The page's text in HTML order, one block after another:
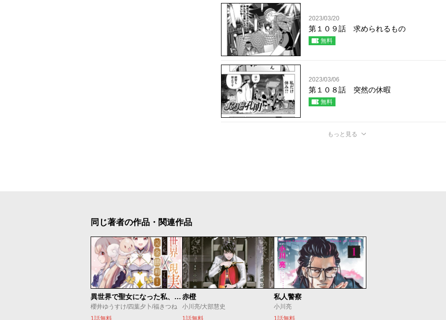
2023/03/20
第１０９話 求められるもの
無料
2023/03/06
第１０８話 突然の休暇
無料
もっと見る
同じ著者の作品・関連作品
異世界で聖女になった私、現実世界でも聖女チートで完全勝利！
櫻井ゆうすけ/四葉夕卜/福きつね
1話無料
赤橙
小川亮/大部慧史
1話無料
私人警察
小川亮
1話無料